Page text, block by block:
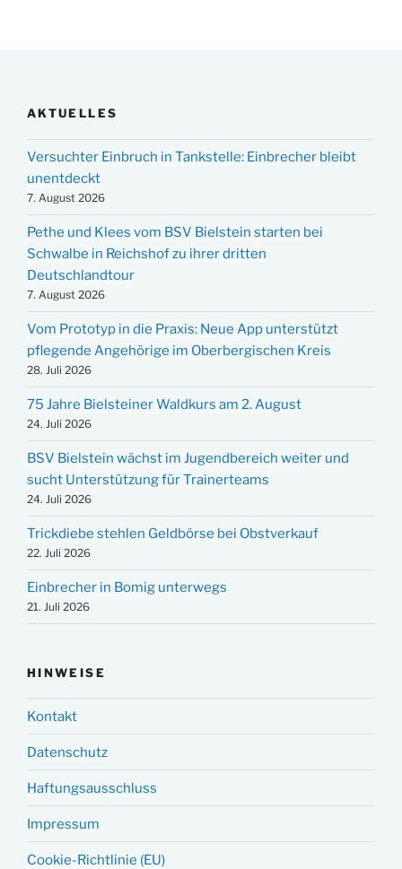
AKTUELLES
Versuchter Einbruch in Tankstelle: Einbrecher bleibt
unentdeckt
7. August 2026
Pethe und Klees vom BSV Bielstein starten bei
Schwalbe in Reichshof zu ihrer dritten
Deutschlandtour
7. August 2026
Vom Prototyp in die Praxis: Neue App unterstützt
pflegende Angehörige im Oberbergischen Kreis
28. Juli 2026
75 Jahre Bielsteiner Waldkurs am 2. August
24. Juli 2026
BSV Bielstein wächst im Jugendbereich weiter und
sucht Unterstützung für Trainerteams
24. Juli 2026
Trickdiebe stehlen Geldbörse bei Obstverkauf
22. Juli 2026
Einbrecher in Bomig unterwegs
21. Juli 2026
HINWEISE
Kontakt
Datenschutz
Haftungsausschluss
Impressum
Cookie-Richtlinie (EU)